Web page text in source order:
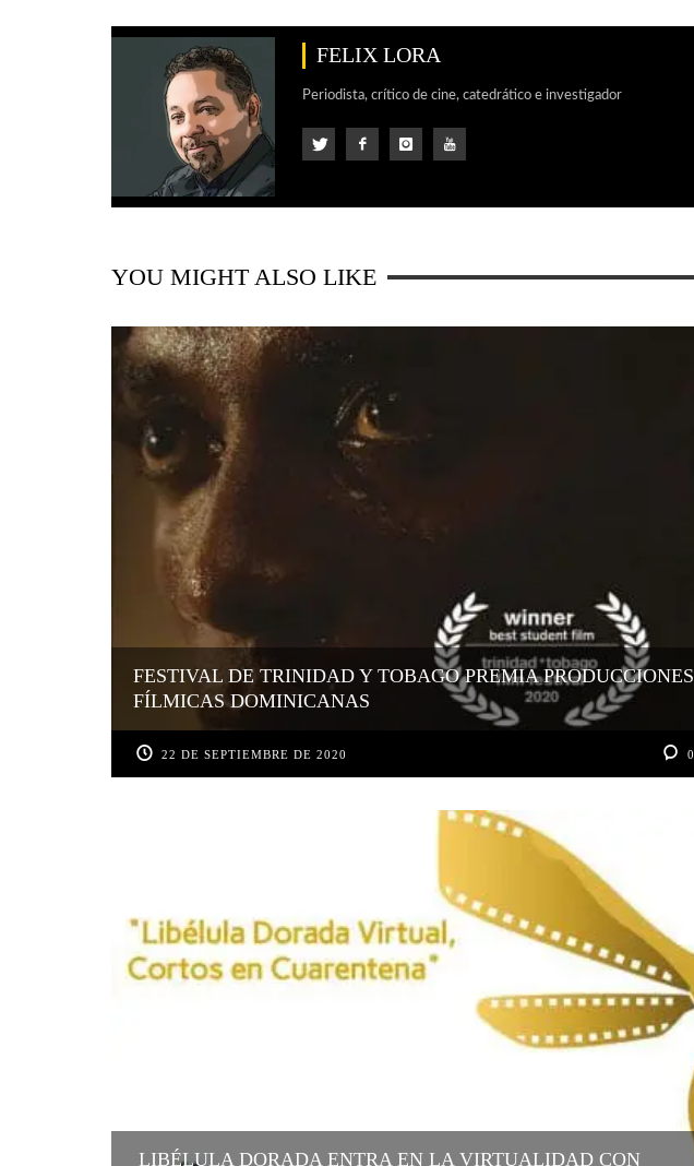
FELIX LORA
Periodista, crítico de cine, catedrático e investigador
YOU MIGHT ALSO LIKE
FESTIVAL DE TRINIDAD Y TOBAGO PREMIA PRODUCCIONES
FÍLMICAS DOMINICANAS
22 DE SEPTIEMBRE DE 2020 0
LIBÉLULA DORADA ENTRA EN LA VIRTUALIDAD CON